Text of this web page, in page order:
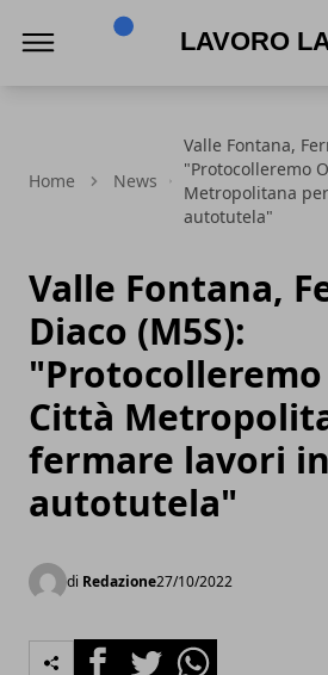
Home News
Valle Fontana,
"Protocolleremo
Metropolitana
autotutela"
Valle Fontana,
Diaco (M5S):
Città
fermare lavori in
autotutela"
di Redazione27/10/2022
FacebookTwitterWhatsapp